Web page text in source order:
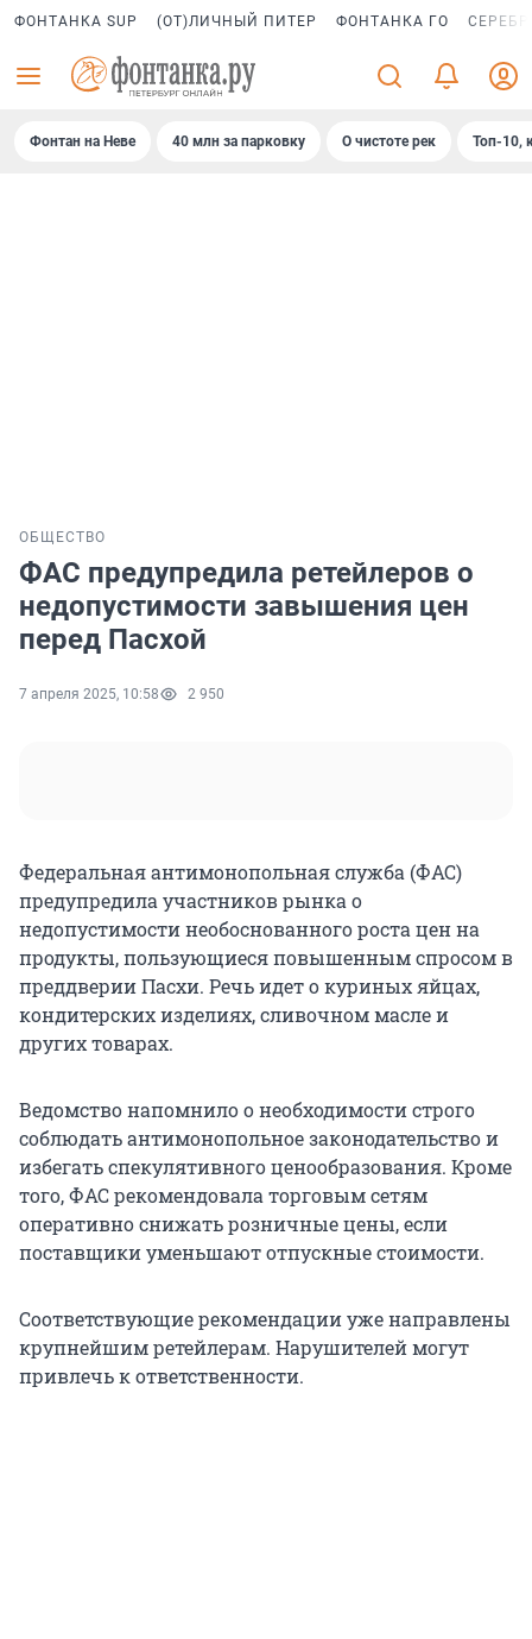
ФОНТАНКА SUP (ОТ)ЛИЧНЫЙ ПИТЕР ФОНТАНКА ГО
Фонтан на Неве 40 млн за парковку О чистоте рек Топ-10,
ОБЩЕСТВО
ФАС предупредила ретейлеров о
недопустимости завышения цен
перед Пасхой
7 апреля 2025, 10:58 2 950
Федеральная антимонопольная служба (ФАС)
предупредила участников рынка о
недопустимости необоснованного роста цен на
продукты, пользующиеся повышенным спросом в
преддверии Пасхи. Речь идет о куриных яйцах,
кондитерских изделиях, сливочном масле и
других товарах.
Ведомство напомнило о необходимости строго
соблюдать антимонопольное законодательство и
избегать спекулятивного ценообразования. Кроме
того, ФАС рекомендовала торговым сетям
оперативно снижать розничные цены, если
поставщики уменьшают отпускные стоимости.
Соответствующие рекомендации уже направлены
крупнейшим ретейлерам. Нарушителей могут
привлечь к ответственности.